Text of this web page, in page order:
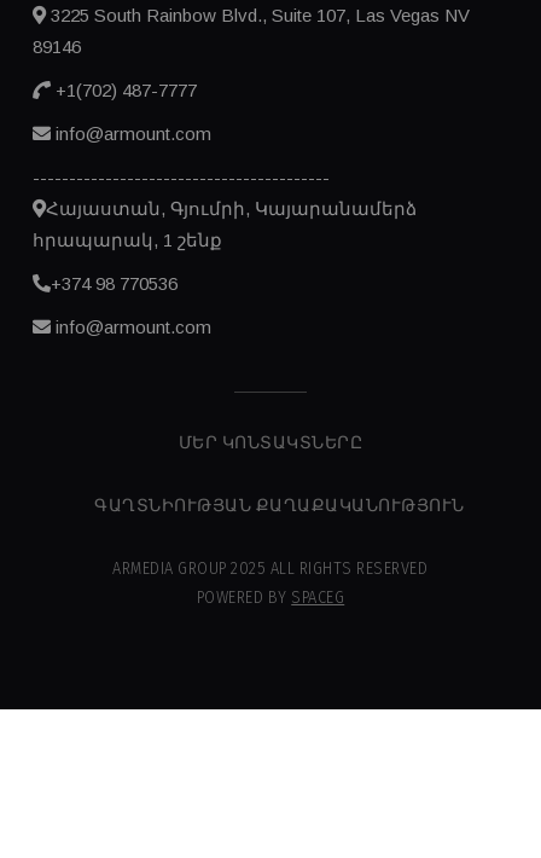
3225 South Rainbow Blvd., Suite 107, Las Vegas NV
89146
+1(702) 487-7777
info@armount.com
-----------------------------------------
Հայաստան, Գյումրի, Կայարանամերձ
հրապարակ, 1 շենք
+374 98 770536
info@armount.com
ՄԵՐ ԿՈՆՏԱԿՏՆԵՐԸ
ԳԱՂՏՆԻՈՒԹՅԱՆ ՔԱՂԱՔԱԿԱՆՈՒԹՅՈՒՆ
ARMEDIA GROUP 2025 ALL RIGHTS RESERVED
POWERED BY SPACEG